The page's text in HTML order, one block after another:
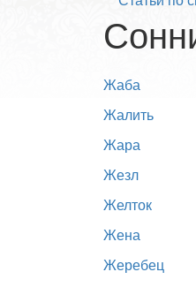
Жаба
Жалить
Жара
Жезл
Желток
Жена
Жеребец